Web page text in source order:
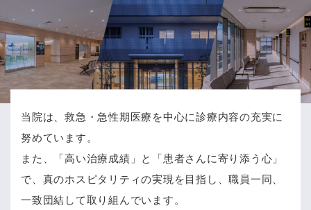
当院は、救急・急性期医療を中心に診療内容の充実に
努めています。
また、「高い治療成績」と「患者さんに寄り添う心」
で、 真のホスピタリティの実現を目指し、職員一同、
一致団結して取り組んでいます。